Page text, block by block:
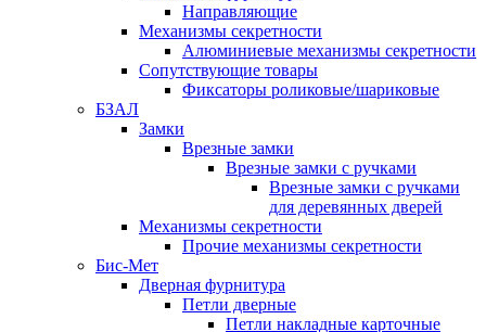
Направляющие
Механизмы секретности
Алюминиевые механизмы секретности
Сопутствующие товары
Фиксаторы роликовые/шариковые
БЗАЛ
Замки
Врезные замки
Врезные замки с ручками
Врезные замки с ручками
для деревянных дверей
Механизмы секретности
Прочие механизмы секретности
Бис-Мет
Дверная фурнитура
Петли дверные
Петли накладные карточные